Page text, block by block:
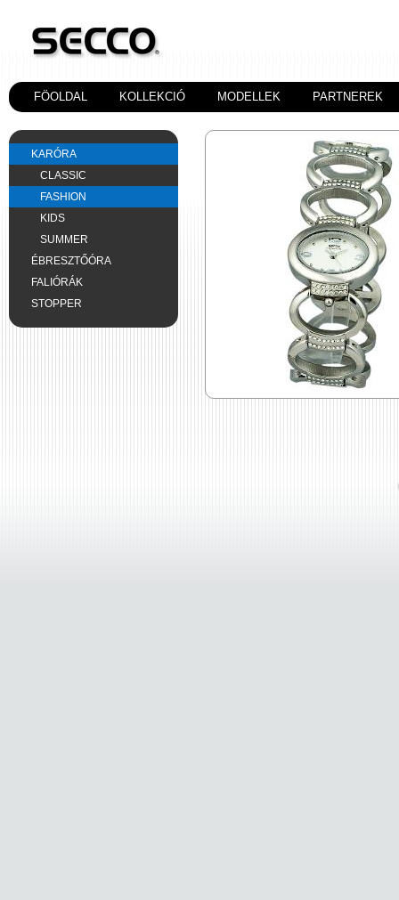
FÖOLDAL KOLLEKCIÓ MODELLEK PARTNEREK
KARÓRA
CLASSIC
FASHION
KIDS
SUMMER
ÉBRESZTŐÓRA
FALIÓRÁK
STOPPER